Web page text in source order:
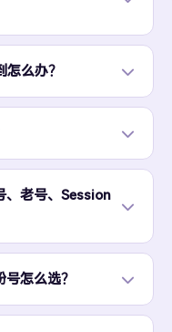
么办？
、老号、Session
怎么选？